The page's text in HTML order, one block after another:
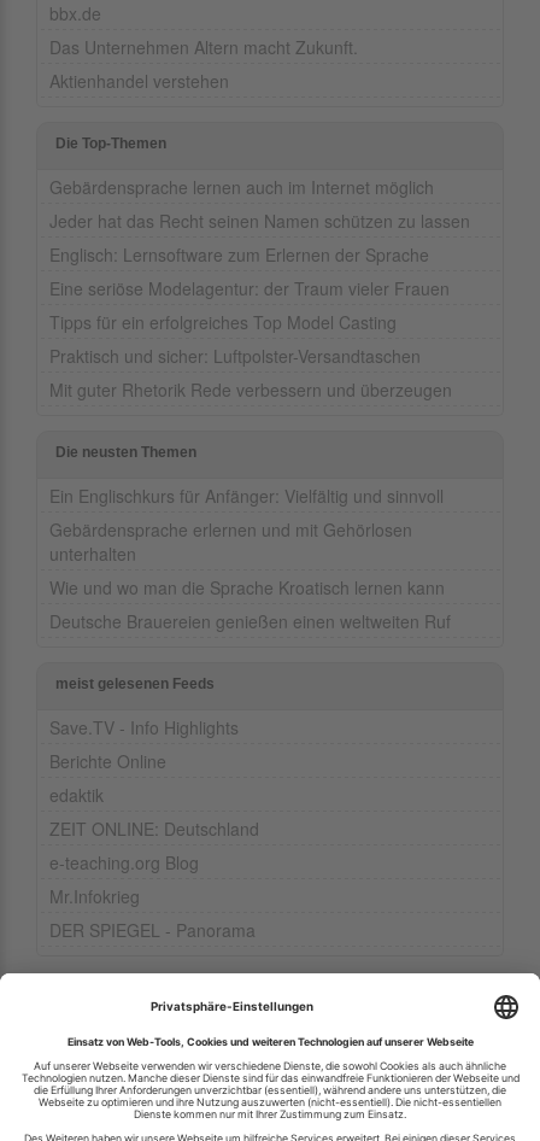
bbx.de
Das Unternehmen Altern macht Zukunft.
Aktienhandel verstehen
Die Top-Themen
Gebärdensprache lernen auch im Internet möglich
Jeder hat das Recht seinen Namen schützen zu lassen
Englisch: Lernsoftware zum Erlernen der Sprache
Eine seriöse Modelagentur: der Traum vieler Frauen
Tipps für ein erfolgreiches Top Model Casting
Praktisch und sicher: Luftpolster-Versandtaschen
Mit guter Rhetorik Rede verbessern und überzeugen
Die neusten Themen
Ein Englischkurs für Anfänger: Vielfältig und sinnvoll
Gebärdensprache erlernen und mit Gehörlosen
unterhalten
Wie und wo man die Sprache Kroatisch lernen kann
Deutsche Brauereien genießen einen weltweiten Ruf
meist gelesenen Feeds
Save.TV - Info Highlights
Berichte Online
edaktik
ZEIT ONLINE: Deutschland
e-teaching.org Blog
Mr.Infokrieg
DER SPIEGEL - Panorama
Ihren RSS-Feed veröffentlichen